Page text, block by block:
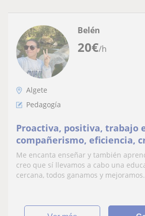
20€/h
Belén
Algete
Pedagogía
Proactiva, positiva, trabajo
compañerismo, eficiencia,
Me encanta enseñar y también
creo que sí llevamos a cabo una
cercana, todos ganamos y